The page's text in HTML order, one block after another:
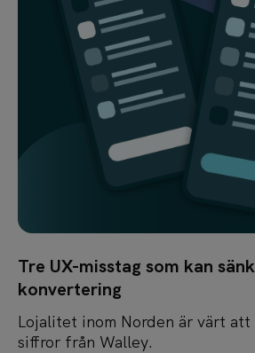
Tre UX-misstag som kan
konvertering
Lojalitet inom Norden är värt att
siffror från Walley.